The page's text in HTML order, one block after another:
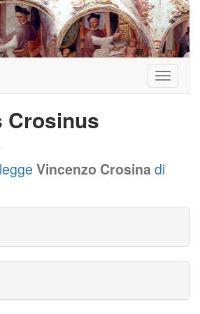
Toggle
Crosinus
Vincenzo Crosina di